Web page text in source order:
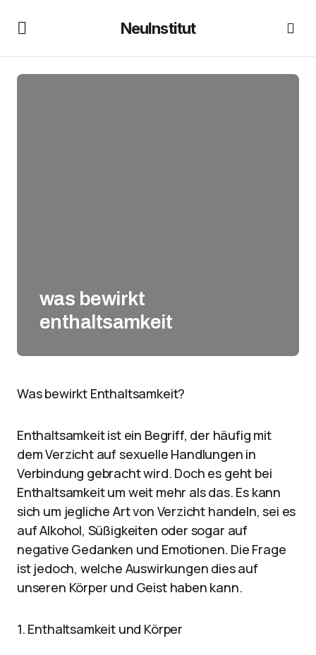
NeuInstitut
was bewirkt
enthaltsamkeit
Was bewirkt Enthaltsamkeit?
Enthaltsamkeit ist ein Begriff, der häufig mit
dem Verzicht auf sexuelle Handlungen in
Verbindung gebracht wird. Doch es geht bei
Enthaltsamkeit um weit mehr als das. Es kann
sich um jegliche Art von Verzicht handeln, sei es
auf Alkohol, Süßigkeiten oder sogar auf
negative Gedanken und Emotionen. Die Frage
ist jedoch, welche Auswirkungen dies auf
unseren Körper und Geist haben kann.
1. Enthaltsamkeit und Körper